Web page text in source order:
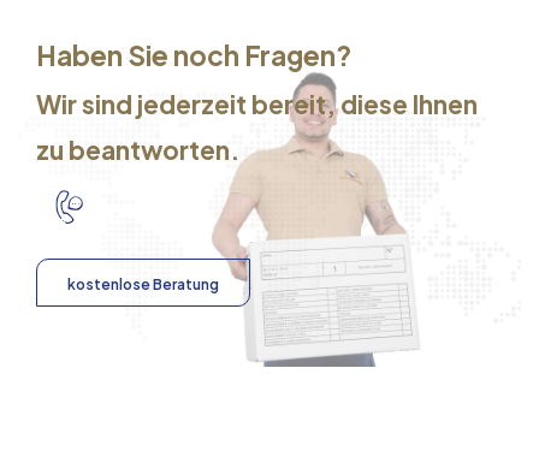
Haben Sie noch Fragen?
Wir sind jederzeit bereit, diese Ihnen
zu beantworten.
kostenlose Beratung